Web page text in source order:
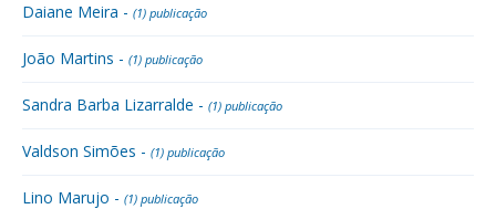
Daiane Meira - (1) publicação
João Martins - (1) publicação
Sandra Barba Lizarralde - (1) publicação
Valdson Simões - (1) publicação
Lino Marujo - (1) publicação